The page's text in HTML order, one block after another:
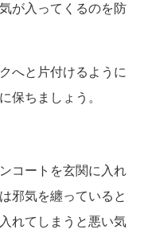
が入ってくるのを防
へと片付けるように
保ちましょう。
コートを玄関に入れ
邪気を纏っていると
れてしまうと悪い気